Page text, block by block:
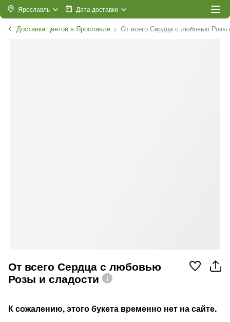
Ярославль Дата доставки
Доставка цветов в Ярославле От всего Сердца с любовью Розы
От всего Сердца с любовью
Розы и сладости
К сожалению, этого букета временно нет на сайте.